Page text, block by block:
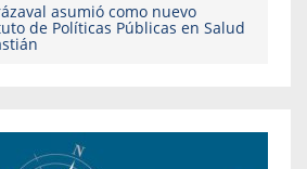
asumió como nuevo
de Políticas Públicas en Salud